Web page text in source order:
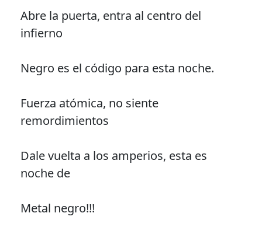
Abre la puerta, entra al centro del
infierno
Negro es el código para esta noche.
Fuerza atómica, no siente
remordimientos
Dale vuelta a los amperios, esta es
noche de
Metal negro!!!